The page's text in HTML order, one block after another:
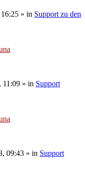
» in Support zu den
11:09 » in Support
09:43 » in Support